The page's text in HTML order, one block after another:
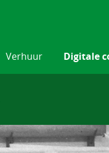
Verhuur Digitale